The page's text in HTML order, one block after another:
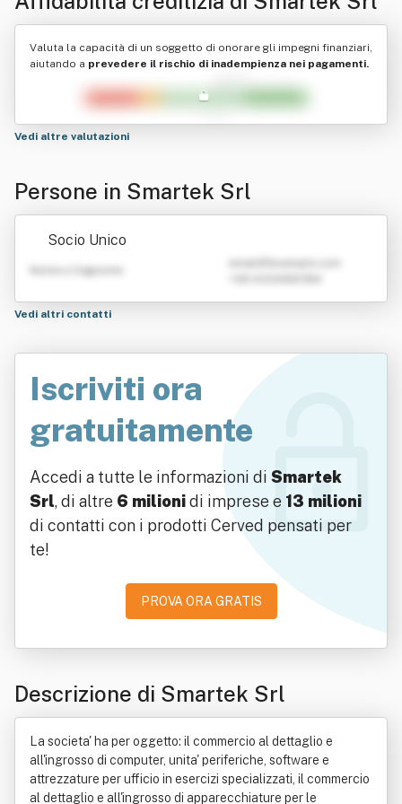
Valuta la capacità di un soggetto di onorare gli impegni finanziari,
aiutando a prevedere il rischio di inadempienza nei pagamenti.
Vedi altre valutazioni
Persone in Smartek Srl
Socio Unico
Nome e Cognome
Vedi altri contatti
Iscriviti ora
gratuitamente
Accedi a tutte le informazioni di Smartek
Srl, di altre 6 milionidi imprese e 13 milioni
di contatti con i prodotti Cerved pensati per
te!
PROVA ORA GRATIS
Descrizione di Smartek Srl
La societa' ha per oggetto: il commercio al dettaglio e
all'ingrosso di computer, unita' periferiche, software e
attrezzature per ufficio in esercizi specializzati, il commercio
al dettaglio e all'ingrosso di apparecchiature per le